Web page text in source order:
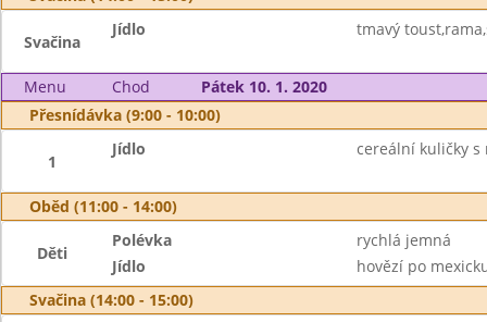
Svačina
Jídlo tmavý
Menu Chod
Pátek 10. 1. 2020
Přesnídávka (9:00 - 10:00)
1
Jídlo cereální kuličky s
Oběd (11:00 - 14:00)
Děti
Polévka
rychlá jemná
Jídlo
hovězí po
Svačina (14:00 - 15:00)